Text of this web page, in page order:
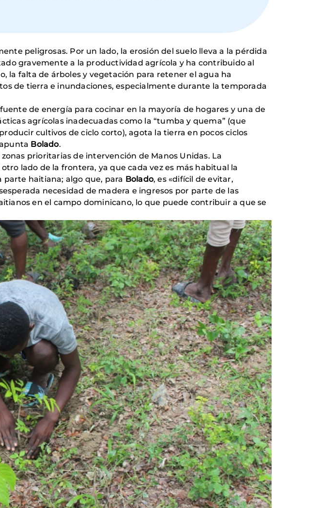
peligrosas. Por un lado, la erosión del suelo lleva a la pérdida
gravemente a la productividad agrícola y ha contribuido al
la falta de árboles y vegetación para retener el agua ha
de tierra e inundaciones, especialmente durante la temporada
de energía para cocinar en la mayoría de hogares y una de
agrícolas inadecuadas como la “tumba y quema” (que
cultivos de ciclo corto), agota la tierra en pocos ciclos
Bolado.
zonas prioritarias de intervención de Manos Unidas. La
lado de la frontera, ya que cada vez es más habitual la
haitiana; algo que, para Bolado, es «difícil de evitar,
necesidad de madera e ingresos por parte de las
en el campo dominicano, lo que puede contribuir a que se